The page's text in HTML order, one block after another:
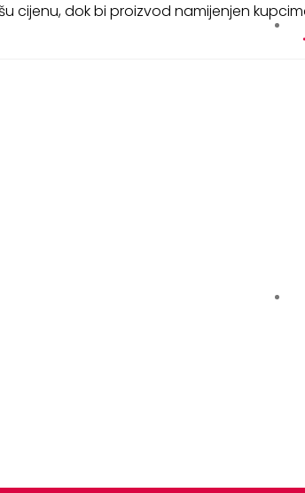
cijenu, dok bi proizvod namijenjen